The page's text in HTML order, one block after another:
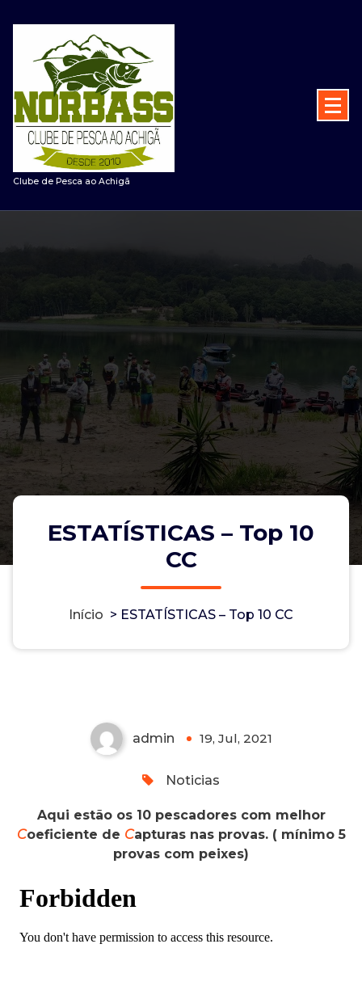
para
conteúdo
Clube de Pesca ao Achigã
ESTATÍSTICAS – Top 10
CC
Início > ESTATÍSTICAS – Top 10 CC
admin 19, Jul, 2021
Noticias
Aqui estão os 10 pescadores com melhor
Coeficiente de Capturas nas provas. ( mínimo 5
provas com peixes)